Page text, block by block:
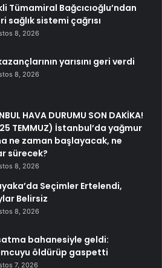
Tümamiral Bağcıcıoğlu’ndan
sağlık sistemi çağrısı
8, 2026
yarısını geri verdi
8, 2026
HAVA DURUMU SON DAKİKA!
TEMMUZ) İstanbul’da yağmur
ne zaman başlayacak, ne
sürecek?
8, 2026
Seçimler Ertelendi,
Belirsiz
8, 2026
bahanesiyle geldi:
öldürüp gaspetti
7, 2026